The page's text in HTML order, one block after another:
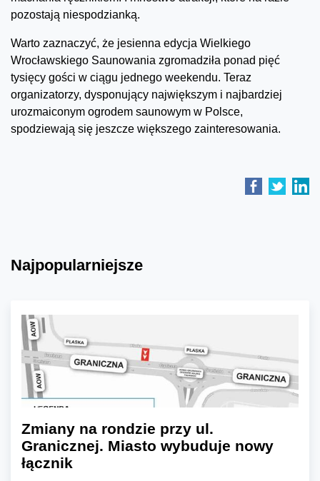
pozostają niespodzianką.
Warto zaznaczyć, że jesienna edycja Wielkiego
Wrocławskiego Saunowania zgromadziła ponad pięć
tysięcy gości w ciągu jednego weekendu. Teraz
organizatorzy, dysponujący największym i najbardziej
urozmaiconym ogrodem saunowym w Polsce,
spodziewają się jeszcze większego zainteresowania.
Najpopularniejsze
Zmiany na rondzie przy ul.
Granicznej. Miasto wybuduje nowy
łącznik